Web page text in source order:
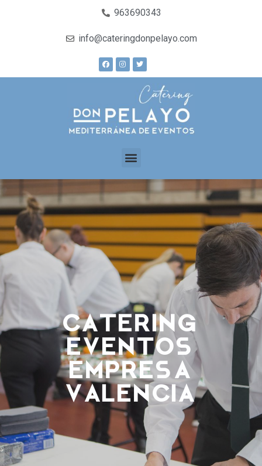
963690343
info@cateringdonpelayo.com
Catering
eventos
empresa
Valencia